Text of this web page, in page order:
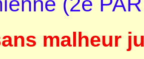
malheur